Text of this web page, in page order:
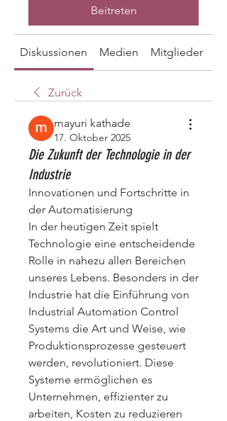
Beitreten
Diskussionen Medien Mitglieder
Zurück
mayuri kathade
17. Oktober 2025
Die Zukunft der Technologie in der
Industrie
Innovationen und Fortschritte in
der Automatisierung
In der heutigen Zeit spielt
Technologie eine entscheidende
Rolle in nahezu allen Bereichen
unseres Lebens. Besonders in der
Industrie hat die Einführung von
Industrial Automation Control
Systems die Art und Weise, wie
Produktionsprozesse gesteuert
werden, revolutioniert. Diese
Systeme ermöglichen es
Unternehmen, effizienter zu
arbeiten, Kosten zu reduzieren